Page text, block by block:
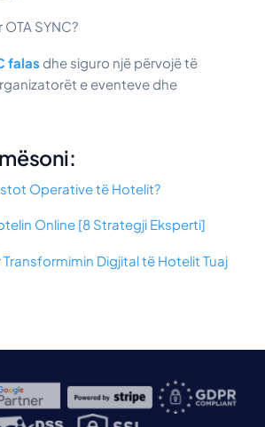
SYNC?
falas dhe siguro një përvojë të
e eventeve dhe
Operative të Hotelit?
Online [8 Strategji Eksperti]
Digjital të Hotelit Tuaj